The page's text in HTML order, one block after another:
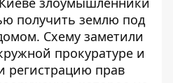
получить землю под
. Схему заметили
прокуратуре и
регистрацию прав